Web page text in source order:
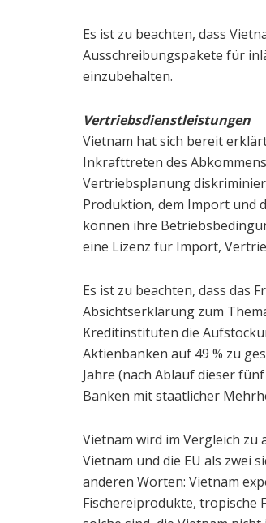
Es ist zu beachten, dass
Ausschreibungspakete für
einzubehalten.
Vertriebsdienstleistungen
Vietnam hat sich bereit
Inkrafttreten des
Vertriebsplanung
Produktion, dem Import und
können ihre
eine Lizenz für Import,
Es ist zu beachten, dass das
Absichtserklärung zum
Kreditinstituten die
Aktienbanken auf 49 % zu
Jahre (nach Ablauf dieser
Banken mit staatlicher
Vietnam wird im Vergleich zu
Vietnam und die EU als zwei
anderen Worten: Vietnam
Fischereiprodukte, tropische